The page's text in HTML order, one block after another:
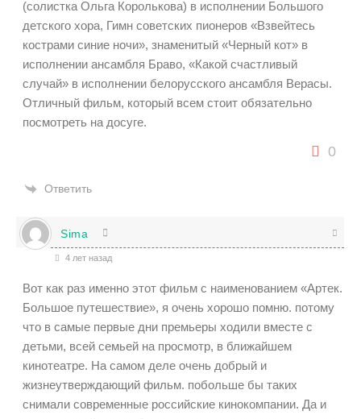
(солистка Ольга Королькова) в исполнении Большого
детского хора, Гимн советских пионеров «Взвейтесь
кострами синие ночи», знаменитый «Черный кот» в
исполнении ансамбля Браво, «Какой счастливый
случай» в исполнении белорусского ансамбля Верасы.
Отличный фильм, который всем стоит обязательно
посмотреть на досуге.
0
Ответить
Sima
4 лет назад
Вот как раз именно этот фильм с наименованием «Артек.
Большое путешествие», я очень хорошо помню. потому
что в самые первые дни премьеры ходили вместе с
детьми, всей семьей на просмотр, в ближайшем
кинотеатре. На самом деле очень добрый и
жизнеутверждающий фильм. побольше бы таких
снимали современные российские кинокомпании. Да и